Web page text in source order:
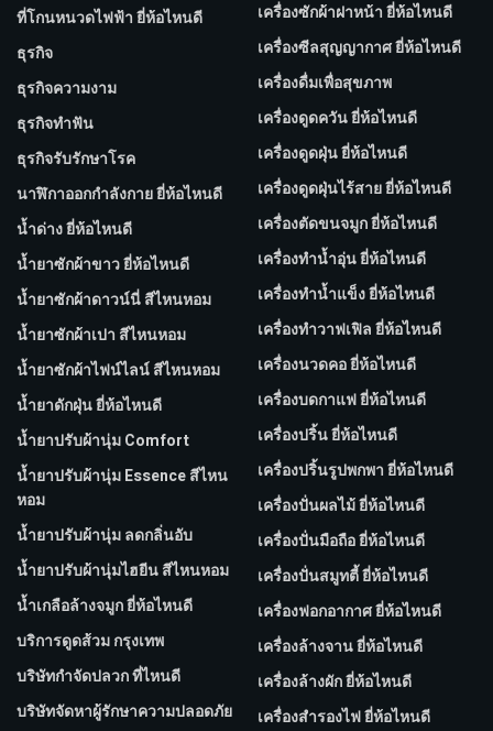
ที่โกนหนวดไฟฟ้า ยี่ห้อไหนดี
ธุรกิจ
ธุรกิจความงาม
ธุรกิจทำฟัน
ธุรกิจรับรักษาโรค
นาฬิกาออกกำลังกาย ยี่ห้อไหนดี
น้ำด่าง ยี่ห้อไหนดี
น้ำยาซักผ้าขาว ยี่ห้อไหนดี
น้ำยาซักผ้าดาวน์นี่ สีไหนหอม
น้ำยาซักผ้าเปา สีไหนหอม
น้ำยาซักผ้าไฟน์ไลน์ สีไหนหอม
น้ำยาดักฝุ่น ยี่ห้อไหนดี
น้ำยาปรับผ้านุ่ม Comfort
น้ำยาปรับผ้านุ่ม Essence สีไหน
หอม
น้ำยาปรับผ้านุ่ม ลดกลิ่นอับ
น้ำยาปรับผ้านุ่มไฮยีน สีไหนหอม
น้ำเกลือล้างจมูก ยี่ห้อไหนดี
บริการดูดส้วม กรุงเทพ
บริษัทกำจัดปลวก ที่ไหนดี
บริษัทจัดหาผู้รักษาความปลอดภัย
เครื่องซักผ้าฝาหน้า ยี่ห้อไหนดี
เครื่องซีลสุญญากาศ ยี่ห้อไหนดี
เครื่องดื่มเพื่อสุขภาพ
เครื่องดูดควัน ยี่ห้อไหนดี
เครื่องดูดฝุ่น ยี่ห้อไหนดี
เครื่องดูดฝุ่นไร้สาย ยี่ห้อไหนดี
เครื่องตัดขนจมูก ยี่ห้อไหนดี
เครื่องทำน้ำอุ่น ยี่ห้อไหนดี
เครื่องทำน้ำแข็ง ยี่ห้อไหนดี
เครื่องทำวาฟเฟิล ยี่ห้อไหนดี
เครื่องนวดคอ ยี่ห้อไหนดี
เครื่องบดกาแฟ ยี่ห้อไหนดี
เครื่องปริ้น ยี่ห้อไหนดี
เครื่องปริ้นรูปพกพา ยี่ห้อไหนดี
เครื่องปั่นผลไม้ ยี่ห้อไหนดี
เครื่องปั่นมือถือ ยี่ห้อไหนดี
เครื่องปั่นสมูทตี้ ยี่ห้อไหนดี
เครื่องฟอกอากาศ ยี่ห้อไหนดี
เครื่องล้างจาน ยี่ห้อไหนดี
เครื่องล้างผัก ยี่ห้อไหนดี
เครื่องสำรองไฟ ยี่ห้อไหนดี